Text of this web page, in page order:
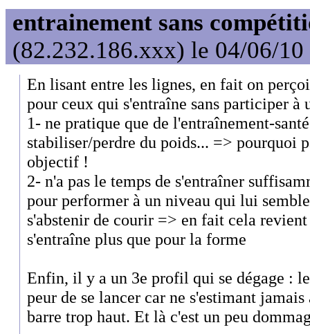
entrainement sans
(82.232.186.xxx) le 04/06/10
En lisant entre les lignes, en fait on
pour ceux qui s'entraîne sans participer à
1- ne pratique que de l'entraînement-
stabiliser/perdre du poids... => pourquoi
objectif !
2- n'a pas le temps de s'entraîner
pour performer à un niveau qui lui
s'abstenir de courir => en fait cela
s'entraîne plus que pour la forme
Enfin, il y a un 3e profil qui se dégage :
peur de se lancer car ne s'estimant
barre trop haut. Et là c'est un peu